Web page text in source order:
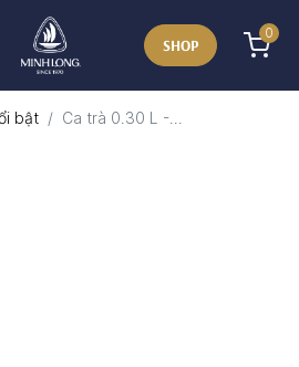
SHOP
0
bật Ca trà 0.30 L -...